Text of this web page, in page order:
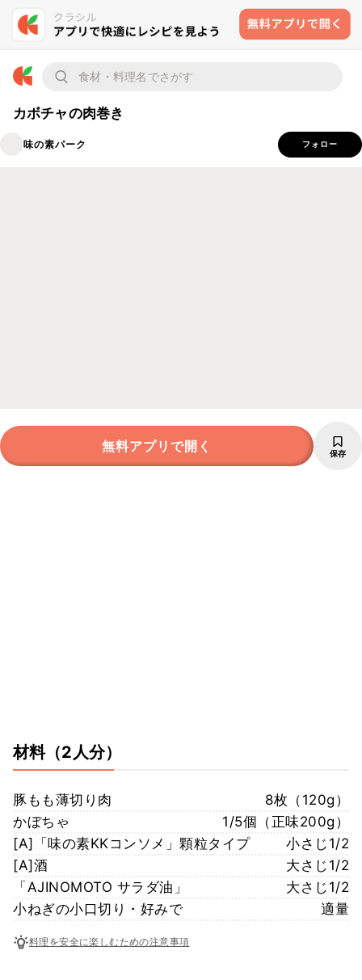
カボチャの肉巻き
味の素パーク フォロー
無料アプリで開く 保存
材料（2人分）
豚もも薄切り肉
8枚（120g）
かぼちゃ
1/5個（正味200g）
[A]「味の素KKコンソメ」顆粒タイプ
小さじ1/2
[A]酒
大さじ1/2
「AJINOMOTO サラダ油」
大さじ1/2
小ねぎの小口切り・好みで
適量
料理を安全に楽しむための注意事項